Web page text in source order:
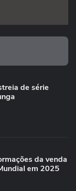
de série
da venda
em 2025